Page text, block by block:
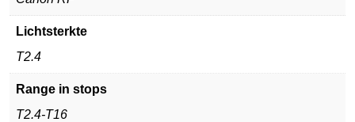
Lichtsterkte
T2.4
Range in stops
T2.4-T16